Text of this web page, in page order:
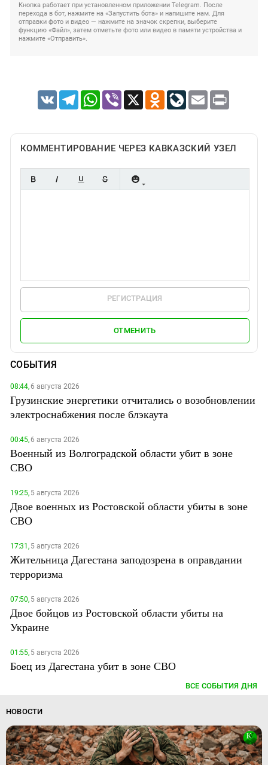
Кнопка работает при установленном приложении Telegram. После
перехода в бот, нажмите на «Запустить бота» и напишите нам. Для
отправки фото и видео — нажмите на значок скрепки, выберите
функцию «Файл», затем отметьте фото или видео в памяти устройства и
нажмите «Отправить».
VK TelegramWhatsApp
Viber X Odnoklassniki
LiveJournal
Email Print
КОММЕНТИРОВАНИЕ ЧЕРЕЗ КАВКАЗСКИЙ УЗЕЛ
РЕГИСТРАЦИЯ
ОТМЕНИТЬ
СОБЫТИЯ
08:44,6 августа 2026
Грузинские энергетики отчитались о возобновлении
электроснабжения после блэкаута
00:45,6 августа 2026
Военный из Волгоградской области убит в зоне
СВО
19:25,5 августа 2026
Двое военных из Ростовской области убиты в зоне
СВО
17:31,5 августа 2026
Жительница Дагестана заподозрена в оправдании
терроризма
07:50,5 августа 2026
Двое бойцов из Ростовской области убиты на
Украине
01:55,5 августа 2026
Боец из Дагестана убит в зоне СВО
ВСЕ СОБЫТИЯ ДНЯ
НОВОСТИ